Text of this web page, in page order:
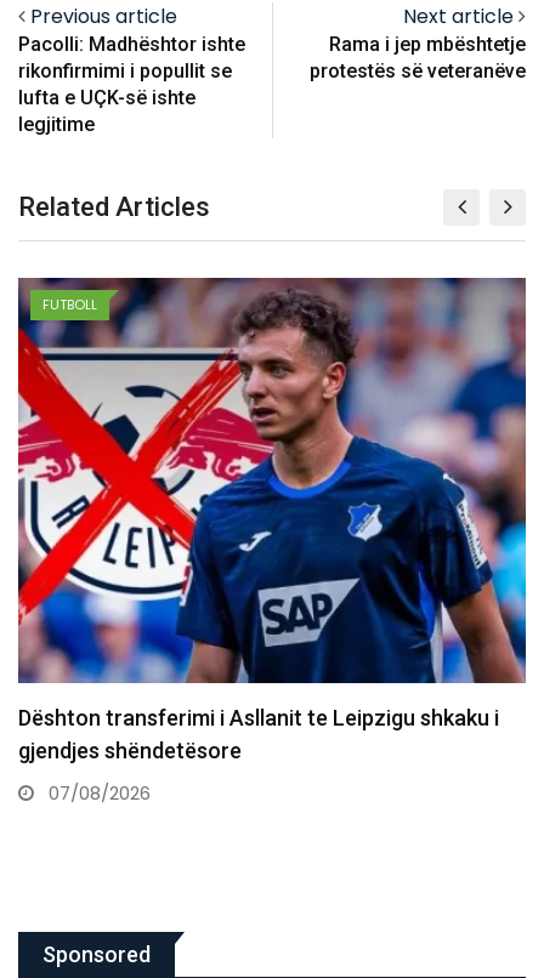
Previous article
Pacolli: Madhështor ishte
rikonfirmimi i popullit se
lufta e UÇK-së ishte
legjitime
Next article
Rama i jep mbështetje
protestës së veteranëve
Related Articles
FUTBOLL
10 vjet nga e arta historike e Majlinda Kelmendit
në…
07/08/2026
Sponsored